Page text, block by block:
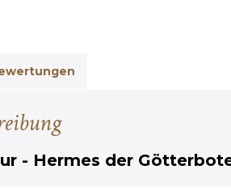
- Hermes der